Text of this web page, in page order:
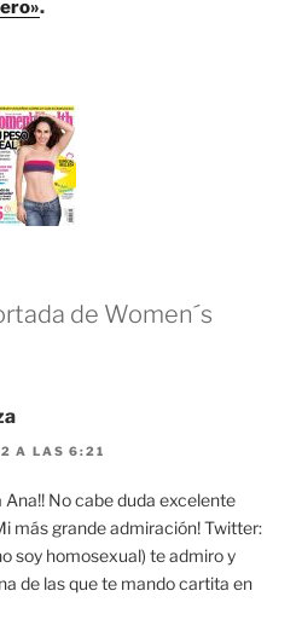
.
de Women´s
A LAS 6:21
Ana!! No cabe duda excelente
más grande admiración! Twitter:
soy homosexual) te admiro y
de las que te mando cartita en